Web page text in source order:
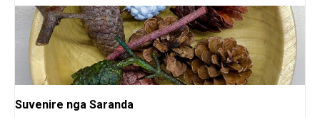
Suvenire nga Saranda